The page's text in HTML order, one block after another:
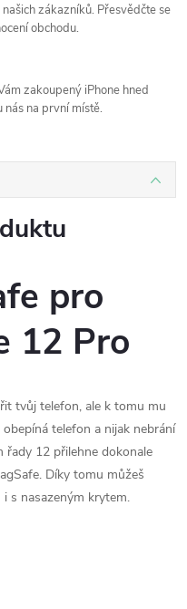
zákazníků. Přesvědčte se
obchodu.
zakoupený iPhone hned
na první místě.
pro
12 Pro
tvůj telefon, ale k tomu mu
telefon a nijak nebrání
12 přilehne dokonale
Díky tomu můžeš
s nasazeným krytem.